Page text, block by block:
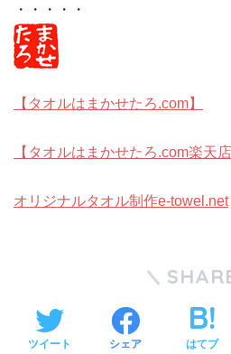
・・・・・
【タオルはまかせたろ.com】
【タオルはまかせたろ.com楽天店
オリジナルタオル制作e-towel.net
ツイート シェア はてブ